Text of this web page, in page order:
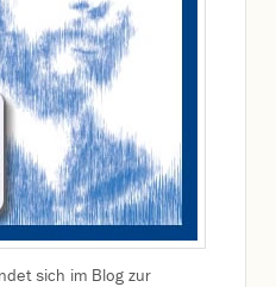
sich im Blog zur